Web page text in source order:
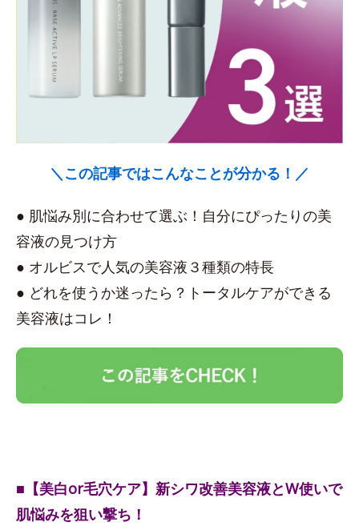
＼この記事ではこんなことが分かる！／
● 肌悩み別に合わせて選ぶ！自分にぴったりの美
容液の見つけ方
● オルビスで人気の美容液３種類の特長
● どれを使うか迷ったら？トータルケアができる
美容液はコレ！
■【美白or毛穴ケア】新シワ改善美容液とW使いで
肌悩みを狙い撃ち！